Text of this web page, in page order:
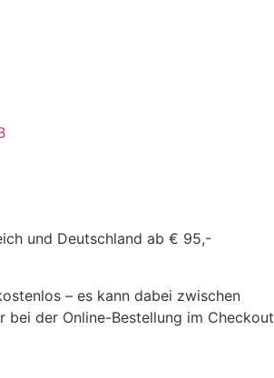
und Deutschland ab € 95,-
– es kann dabei zwischen
bei der Online-Bestellung im Checkout